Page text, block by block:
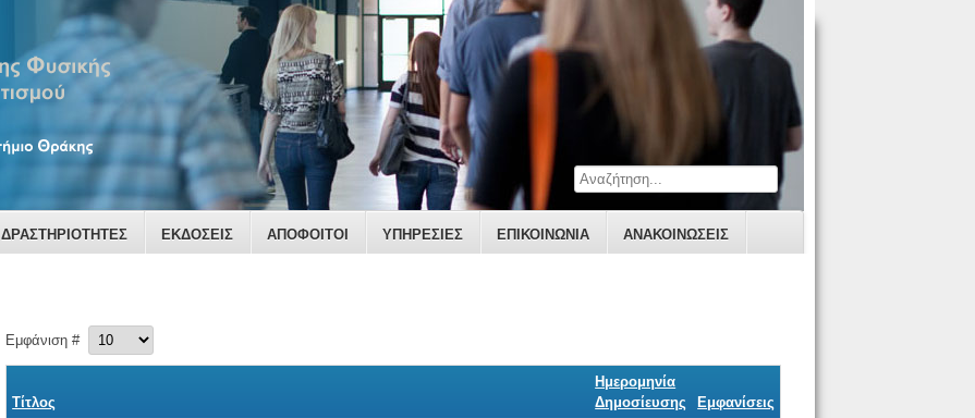
ΔΡΑΣΤΗΡΙΟΤΗΤΕΣ ΕΚΔΟΣΕΙΣ ΑΠΟΦΟΙΤΟΙ ΥΠΗΡΕΣΙΕΣ ΕΠΙΚΟΙΝΩΝΊΑ ΑΝΑΚΟΙΝΩΣΕΙΣ
Εμφάνιση #
Τίτλος
Ημερομηνία
Δημοσίευσης
Εμφανίσεις